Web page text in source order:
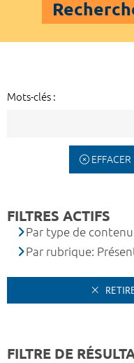
Mots-clés :
EFFACER
FILTRES ACTIFS
Par type de
Par rubrique:
FILTRE DE